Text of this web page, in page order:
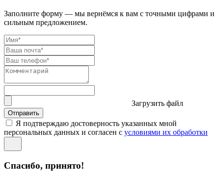
Заполните форму — мы вернёмся к вам с точными цифрами и
сильным предложением.
Загрузить файл
Отправить
Я подтверждаю достоверность указанных мной
персональных данных и согласен с условиями их обработки
Спасибо, принято!